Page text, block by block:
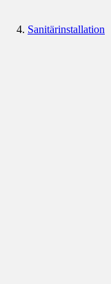
Sanitärinstallation